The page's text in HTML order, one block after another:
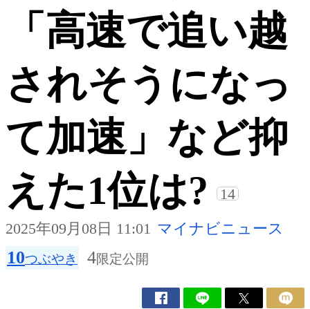
「高速で追い越
されそうになっ
て加速」など抑
えた1位は?
14
2025年09月08日 11:01 マイナビニュース
10つぶやき 4限定公開